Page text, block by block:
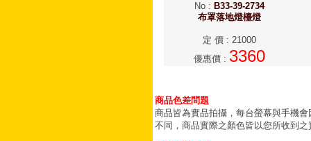
No: B33-39-2734
布罩落地燈檯燈
定 價: 21000
優惠價: 3360
商品色差問題
商品皆為實品拍攝，每台螢幕與手機
不同，商品實際之顏色皆以您所收到之